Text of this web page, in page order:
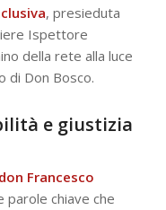
, presieduta
Ispettore
della rete alla luce
di Don Bosco.
e giustizia
don Francesco
parole chiave che